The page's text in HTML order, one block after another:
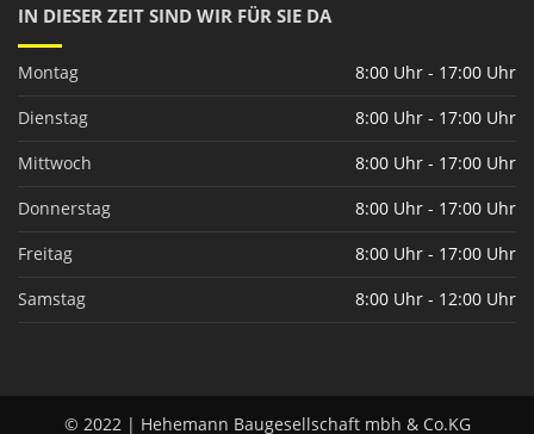
IN DIESER ZEIT SIND WIR FÜR SIE DA
Montag
8:00 Uhr - 17:00 Uhr
Dienstag
8:00 Uhr - 17:00 Uhr
Mittwoch
8:00 Uhr - 17:00 Uhr
Donnerstag
8:00 Uhr - 17:00 Uhr
Freitag
8:00 Uhr - 17:00 Uhr
Samstag
8:00 Uhr - 12:00 Uhr
© 2022 | Hehemann Baugesellschaft mbh & Co.KG